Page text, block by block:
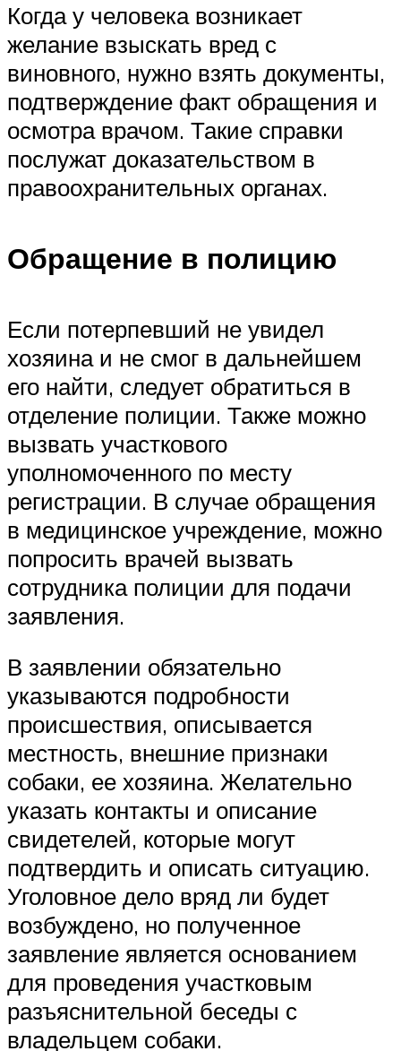
Когда у человека возникает
желание взыскать вред с
виновного, нужно взять документы,
подтверждение факт обращения и
осмотра врачом. Такие справки
послужат доказательством в
правоохранительных органах.
Обращение в полицию
Если потерпевший не увидел
хозяина и не смог в дальнейшем
его найти, следует обратиться в
отделение полиции. Также можно
вызвать участкового
уполномоченного по месту
регистрации. В случае обращения
в медицинское учреждение, можно
попросить врачей вызвать
сотрудника полиции для подачи
заявления.
В заявлении обязательно
указываются подробности
происшествия, описывается
местность, внешние признаки
собаки, ее хозяина. Желательно
указать контакты и описание
свидетелей, которые могут
подтвердить и описать ситуацию.
Уголовное дело вряд ли будет
возбуждено, но полученное
заявление является основанием
для проведения участковым
разъяснительной беседы с
владельцем собаки.